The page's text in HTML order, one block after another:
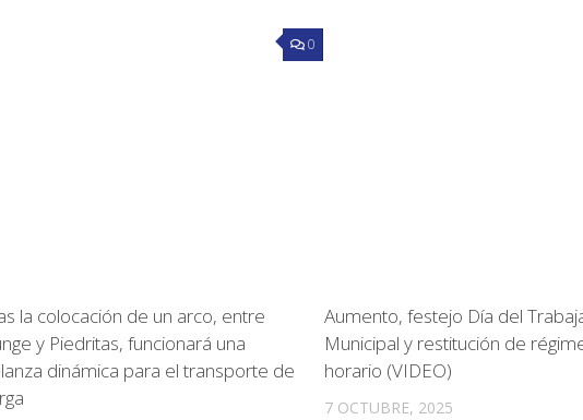
0
la colocación de un arco, entre
y Piedritas, funcionará una
dinámica para el transporte de
Aumento, festejo Día del
Municipal y restitución de
horario (VIDEO)
7 OCTUBRE, 2025